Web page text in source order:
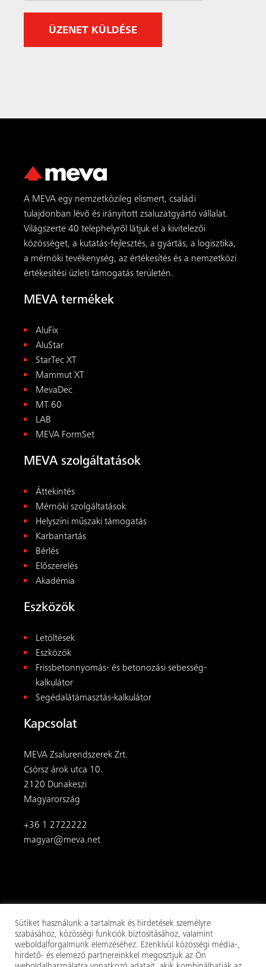
A MEVA egy nemzetközileg elismert, családi
tulajdonban lévő és irányított zsaluzatgyártó vállalat.
Világszerte 40 telephelyről látjuk el a kivitelezői
közösséget, a kutatás-fejlesztés, a gyártás, a logisztika,
a mérnöki tevékenység, az értékesítés és a nemzetközi
értékesítési üzleti támogatás területén.
MEVA termékek
AluFix
AluStar
StarTec XT
Mammut XT
MevaDec
MT 60
LAB
MEVA FormSet
MEVA szolgáltatások
Áttekintés
Mérnöki szolgáltatások
Helyszíni műszaki támogatás
Karbantartás
Bérlés
Előszerelés
Akadémia
Eszközök
Letöltések
Eszközök
Frissbetonnyomás- és betonozási sebesség-
kalkulátor
Segédalátámasztás-kalkulátor
Kapcsolat
MEVA Zsalurendszerek Zrt.
Csörsz árok utca 10.
2120 Dunakeszi
Magyarország
+36 1 2722222
magyar@meva.net
© 2026MEVA. Minden jog fenntartva.
Sütiket használunk a tartalmak és hirdetések személyre
szabásához, közösségi funkciók biztosításához, valamint
weboldalforgalmunk elemzéséhez. Ezenkívül közösségi média-,
hirdető- és elemező partnereinkkel megosztjuk az Ön